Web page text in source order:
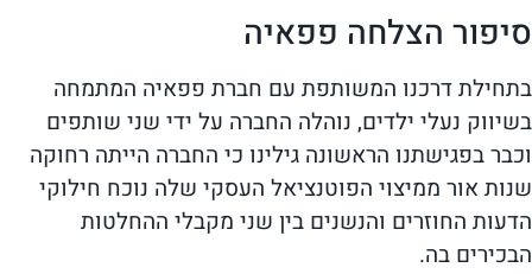
סיפור הצלחה פפאיה
בתחילת דרכנו המשותפת עם חברת פפאיה המתמחה
בשיווק נעלי ילדים, נוהלה החברה על ידי שני שותפים
וכבר בפגישתנו הראשונה גילינו כי החברה הייתה רחוקה
שנות אור ממיצוי הפוטנציאל העסקי שלה נוכח חילוקי
הדעות החוזרים והנשנים בין שני מקבלי ההחלטות
הבכירים בה.